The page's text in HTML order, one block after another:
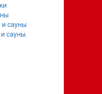
сауны
сауны